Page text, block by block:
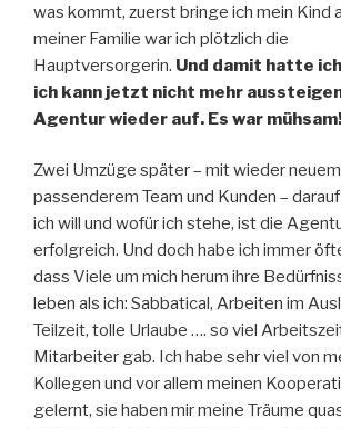
was kommt, zuerst bringe ich mein Kind
meiner Familie war ich plötzlich die
Hauptversorgerin. Und damit hatte
ich kann jetzt nicht mehr
Agentur wieder auf. Es war mühsam!
Zwei Umzüge später – mit wieder
passenderem Team und Kunden –
ich will und wofür ich stehe, ist die
erfolgreich. Und doch habe ich immer
dass Viele um mich herum ihre
leben als ich: Sabbatical, Arbeiten im
Teilzeit, tolle Urlaube …. so viel
Mitarbeiter gab. Ich habe sehr viel von
Kollegen und vor allem meinen
gelernt, sie haben mir meine Träume